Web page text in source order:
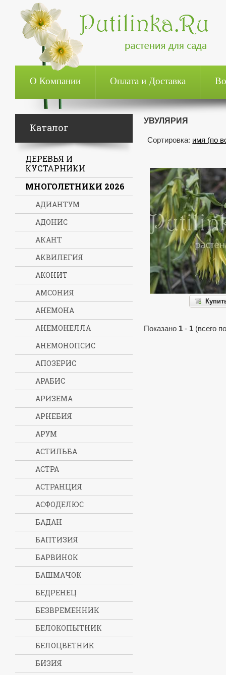
О Компании Оплата и Доставка
УВУЛЯРИЯ
Сортировка: имя (по
Показано 1 - 1 (всего
Каталог
ДЕРЕВЬЯ И
КУСТАРНИКИ
МНОГОЛЕТНИКИ 2026
АДИАНТУМ
АДОНИС
АКАНТ
АКВИЛЕГИЯ
АКОНИТ
АМСОНИЯ
АНЕМОНА
АНЕМОНЕЛЛА
АНЕМОНОПСИС
АПОЗЕРИС
АРАБИС
АРИЗЕМА
АРНЕБИЯ
АРУМ
АСТИЛЬБА
АСТРА
АСТРАНЦИЯ
АСФОДЕЛЮС
БАДАН
БАПТИЗИЯ
БАРВИНОК
БАШМАЧОК
БЕДРЕНЕЦ
БЕЗВРЕМЕННИК
БЕЛОКОПЫТНИК
БЕЛОЦВЕТНИК
БИЗИЯ